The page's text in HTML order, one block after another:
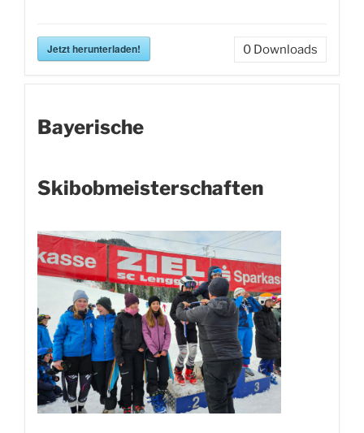
Jetzt herunterladen! 0 Downloads
Bayerische
Skibobmeisterschaften